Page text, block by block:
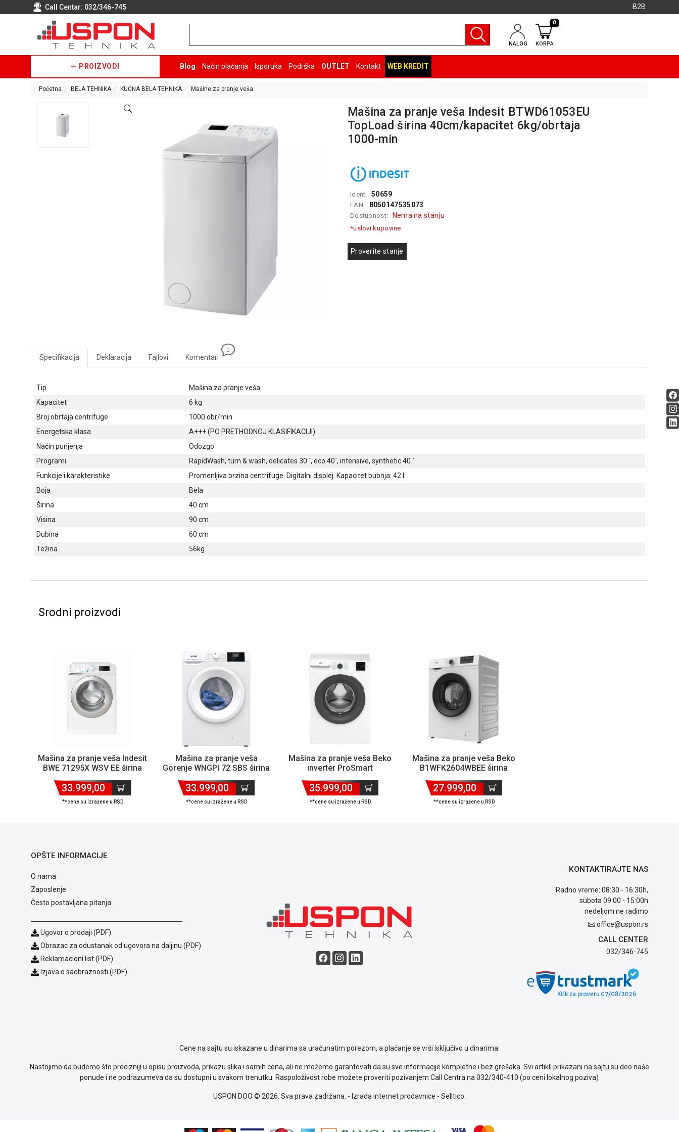
Call Centar: 032/346-745 B2B
NALOG KORPA
0
PROIZVODI Blog Način plaćanja Isporuka Podrška OUTLET Kontakt WEB KREDIT
Početna BELA TEHNIKA KUĆNA BELA TEHNIKA Mašine za pranje veša
Mašina za pranje veša Indesit BTWD61053EU
TopLoad širina 40cm/kapacitet 6kg/obrtaja
1000-min
Ident: 50659
EAN: 8050147535073
Dostupnost: Nema na stanju
*uslovi kupovine
Proverite stanje
Specifikacija Deklaracija Fajlovi Komentari
0
Tip
Mašina za pranje veša
Kapacitet
6 kg
Broj obrtaja centrifuge
1000 obr/min
Energetska klasa
A+++ (PO PRETHODNOJ KLASIFIKACIJI)
Način punjenja
Odozgo
Programi
RapidWash, turn & wash, delicates 30 `, eco 40`, intensive, synthetic 40 `.
Funkcije i karakteristike
Promenljiva brzina centrifuge. Digitalni displej. Kapacitet bubnja: 42 l.
Boja
Bela
Širina
40 cm
Visina
90 cm
Dubina
60 cm
Težina
56kg
Srodni proizvodi
Mašina za pranje veša Indesit
BWE 71295X WSV EE širina
33.999,00
**cene su izražene u RSD
Mašina za pranje veša
Gorenje WNGPI 72 SBS širina
33.999,00
**cene su izražene u RSD
Mašina za pranje veša Beko
inverter ProSmart
35.999,00
**cene su izražene u RSD
Mašina za pranje veša Beko
B1WFK2604WBEE širina
27.999,00
**cene su izražene u RSD
OPŠTE INFORMACIJE
O nama
Zaposlenje
Često postavljana pitanja
Ugovor o prodaji (PDF)
Obrazac za odustanak od ugovora na daljinu (PDF)
Reklamacioni list (PDF)
Izjava o saobraznosti (PDF)
KONTAKTIRAJTE NAS
Radno vreme: 08:30 - 16:30h,
subota 09:00 - 15:00h
nedeljom ne radimo
office@uspon.rs
CALL CENTER
032/346-745
Cene na sajtu su iskazane u dinarima sa uračunatim porezom, a plaćanje se vrši isključivo u dinarima.
Nastojimo da budemo što precizniji u opisu proizvoda, prikazu slika i samih cena, ali ne možemo garantovati da su sve informacije kompletne i bez grešaka. Svi artikli prikazani na sajtu su deo naše
ponude i ne podrazumeva da su dostupni u svakom trenutku. Raspoloživost robe možete proveriti pozivanjem Call Centra na 032/340-410 (po ceni lokalnog poziva)
USPON DOO © 2026. Sva prava zadržana. - Izrada internet prodavnice - Selltico.